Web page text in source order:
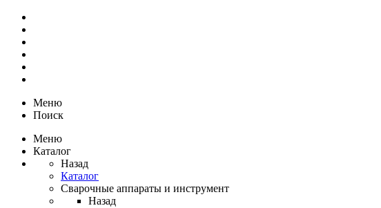
Меню
Поиск
Меню
Каталог
Назад
Каталог
Сварочные аппараты и инструмент
Назад